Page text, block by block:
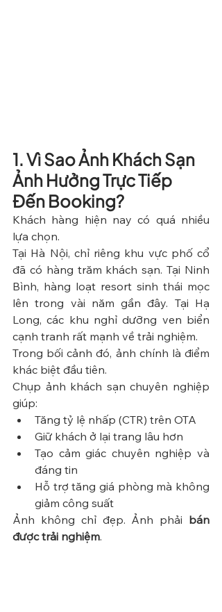
1. Vì Sao Ảnh Khách Sạn
Ảnh Hưởng Trực Tiếp
Đến Booking?
Khách hàng hiện nay có quá nhiều
lựa chọn.
Tại Hà Nội, chỉ riêng khu vực phố cổ
đã có hàng trăm khách sạn. Tại Ninh
Bình, hàng loạt resort sinh thái mọc
lên trong vài năm gần đây. Tại Hạ
Long, các khu nghỉ dưỡng ven biển
cạnh tranh rất mạnh về trải nghiệm.
Trong bối cảnh đó, ảnh chính là điểm
khác biệt đầu tiên.
Chụp ảnh khách sạn chuyên nghiệp
giúp:
Tăng tỷ lệ nhấp (CTR) trên OTA
Giữ khách ở lại trang lâu hơn
Tạo cảm giác chuyên nghiệp và
đáng tin
Hỗ trợ tăng giá phòng mà không
giảm công suất
Ảnh không chỉ đẹp. Ảnh phải bán
được trải nghiệm.